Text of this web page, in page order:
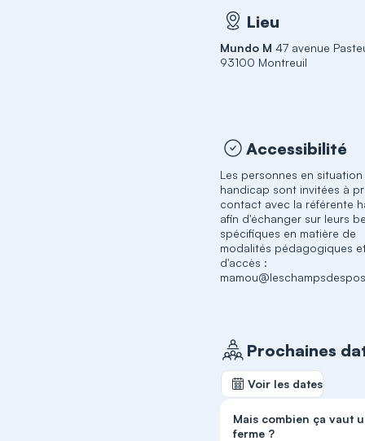
Lieu
Mundo M47 avenue
93100 Montreuil
Accessibilité
Les personnes en
handicap sont invitées à
contact avec la référente
afin d'échanger sur leurs
spécifiques en matière de
modalités pédagogiques
d'accès :
Prochaines
Voir les dates
Mais combien ça vaut
ferme ?